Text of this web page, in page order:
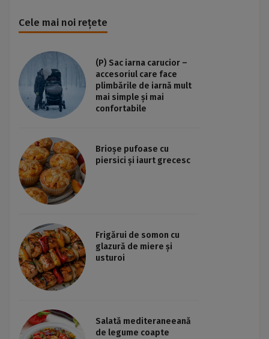
Cele mai noi rețete
(P) Sac iarna carucior –
accesoriul care face
plimbările de iarnă mult
mai simple și mai
confortabile
Brioșe pufoase cu
piersici și iaurt grecesc
Frigărui de somon cu
glazură de miere și
usturoi
Salată mediteraneeană
de legume coapte